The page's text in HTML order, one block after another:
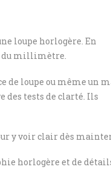
loupe horlogère. En
du millimètre.
de loupe ou même un
des tests de clarté. Ils
y voir clair dès
horlogère et de